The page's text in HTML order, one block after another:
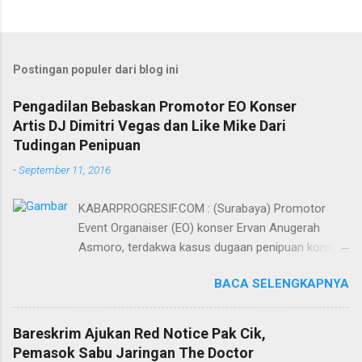
Postingan populer dari blog ini
Pengadilan Bebaskan Promotor EO Konser
Artis DJ Dimitri Vegas dan Like Mike Dari
Tudingan Penipuan
-September 11, 2016
KABARPROGRESIF.COM : (Surabaya) Promotor
Event Organaiser (EO) konser Ervan Anugerah
Asmoro, terdakwa kasus dugaan penipuan konser
dari tuntutan 1,5 tahun penjara yang diajukan Jaksa
Penuntut Umum (JPU) Darwis dari Kejari Surabaya.
Oleh majelis hakim yang diketuai Sigit Sutanto SH
MH, kasus penipuan yang menjerat Ervan tersebut
BACA SELENGKAPNYA
Bareskrim Ajukan Red Notice Pak Cik,
Pemasok Sabu Jaringan The Doctor